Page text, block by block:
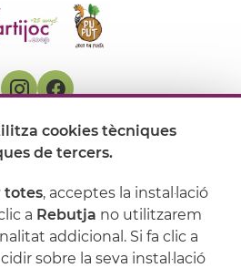
cookies tècniques
de tercers.
totes, acceptes la instal·lació
a Rebutja no utilitzarem
addicional. Si fa clic a
sobre la seva instal·lació